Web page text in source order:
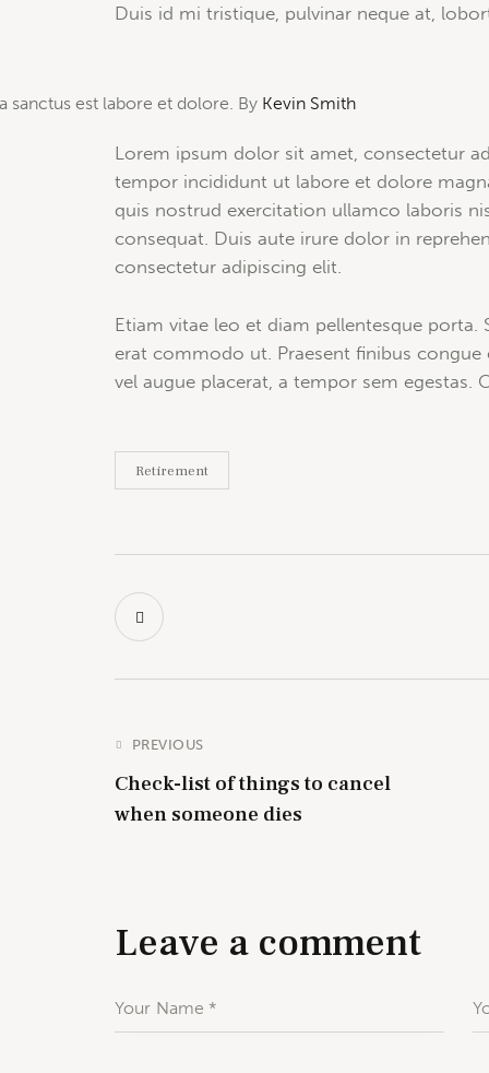
Duis id mi tristique, pulvinar neque at,
sanctus est labore et dolore. By Kevin Smith
Lorem ipsum dolor sit amet, consectetur
tempor incididunt ut labore et dolore
quis nostrud exercitation ullamco laboris
consequat. Duis aute irure dolor in
consectetur adipiscing elit.
Etiam vitae leo et diam pellentesque porta.
erat commodo ut. Praesent finibus congue
vel augue placerat, a tempor sem egestas.
Retirement
PREVIOUS
Check-list of things to cancel
when someone dies
Leave a comment